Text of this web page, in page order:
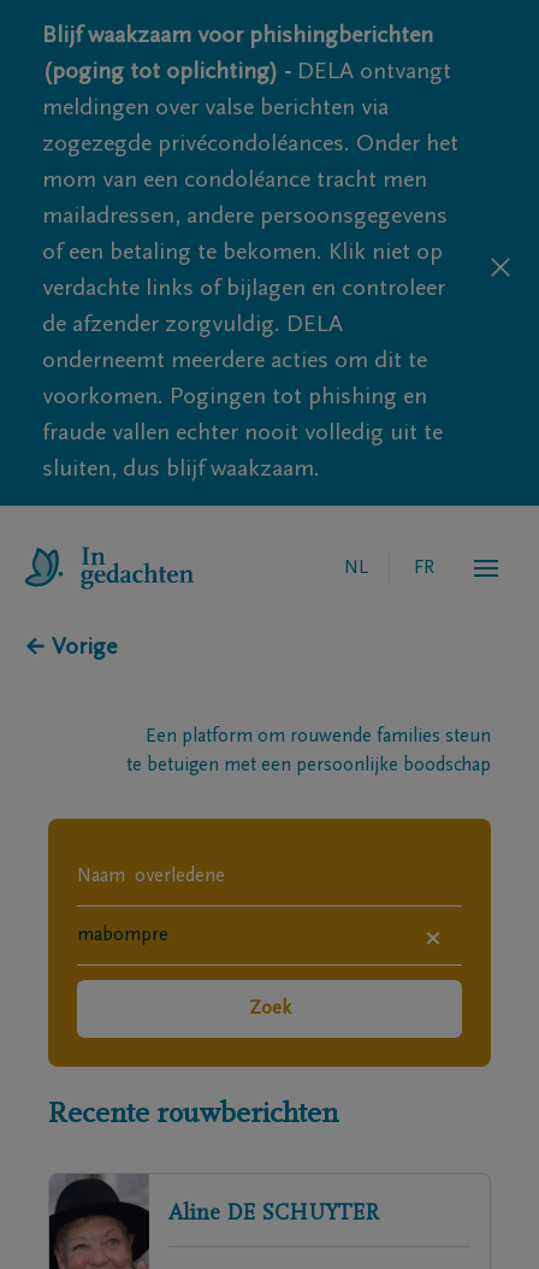
Blijf waakzaam voor phishingberichten
(poging tot oplichting) - DELA ontvangt
meldingen over valse berichten via
zogezegde privécondoléances. Onder het
mom van een condoléance tracht men
mailadressen, andere persoonsgegevens
of een betaling te bekomen. Klik niet op
verdachte links of bijlagen en controleer
de afzender zorgvuldig. DELA
onderneemt meerdere acties om dit te
voorkomen. Pogingen tot phishing en
fraude vallen echter nooit volledig uit te
sluiten, dus blijf waakzaam.
NL FR
← Vorige
Een platform om rouwende families steun
te betuigen met een persoonlijke boodschap
×
Zoek
Recente rouwberichten
Aline DE SCHUYTER